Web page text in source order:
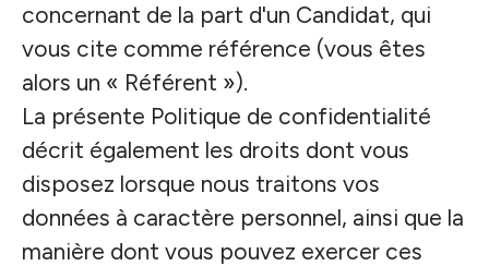
concernant de la part d'un Candidat, qui
vous cite comme référence (vous êtes
alors un « Référent »).
La présente Politique de confidentialité
décrit également les droits dont vous
disposez lorsque nous traitons vos
données à caractère personnel, ainsi que la
manière dont vous pouvez exercer ces